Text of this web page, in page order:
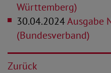
Württemberg)
30.04.2024Ausgabe
(Bundesverband)
Zurück